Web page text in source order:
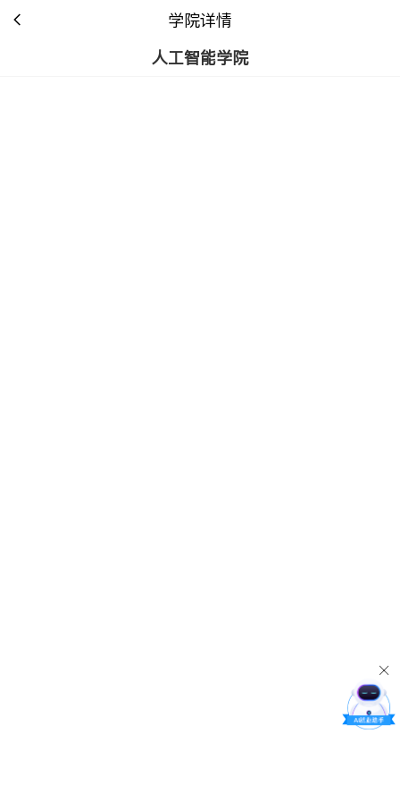
学院详情
人工智能学院